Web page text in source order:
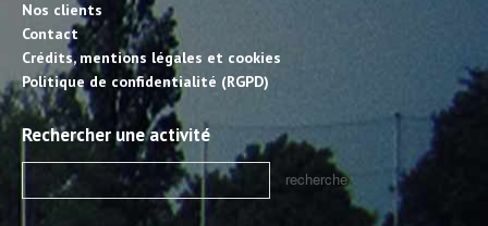
Nos clients
Contact
Crédits, mentions légales et cookies
Politique de confidentialité (RGPD)
Rechercher une activité